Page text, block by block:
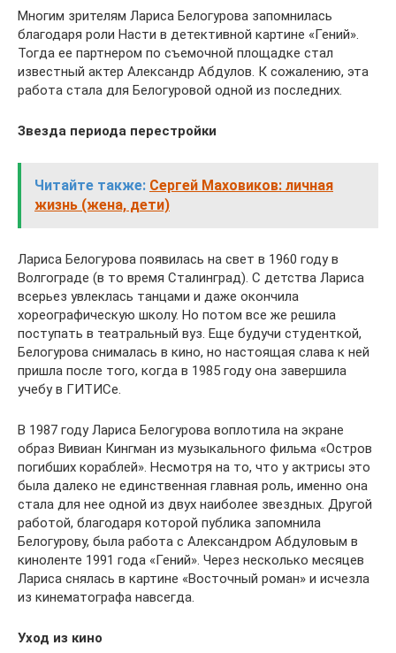
Многим зрителям Лариса Белогурова запомнилась
благодаря роли Насти в детективной картине «Гений».
Тогда ее партнером по съемочной площадке стал
известный актер Александр Абдулов. К сожалению, эта
работа стала для Белогуровой одной из последних.
Звезда периода перестройки
Читайте также: Сергей Маховиков: личная
жизнь (жена, дети)
Лариса Белогурова появилась на свет в 1960 году в
Волгограде (в то время Сталинград). С детства Лариса
всерьез увлеклась танцами и даже окончила
хореографическую школу. Но потом все же решила
поступать в театральный вуз. Еще будучи студенткой,
Белогурова снималась в кино, но настоящая слава к ней
пришла после того, когда в 1985 году она завершила
учебу в ГИТИСе.
В 1987 году Лариса Белогурова воплотила на экране
образ Вивиан Кингман из музыкального фильма «Остров
погибших кораблей». Несмотря на то, что у актрисы это
была далеко не единственная главная роль, именно она
стала для нее одной из двух наиболее звездных. Другой
работой, благодаря которой публика запомнила
Белогурову, была работа с Александром Абдуловым в
киноленте 1991 года «Гений». Через несколько месяцев
Лариса снялась в картине «Восточный роман» и исчезла
из кинематографа навсегда.
Уход из кино